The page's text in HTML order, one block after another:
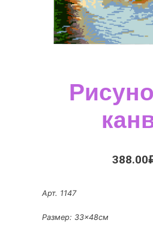
388.00
Арт. 1147
Размер: 33×48см